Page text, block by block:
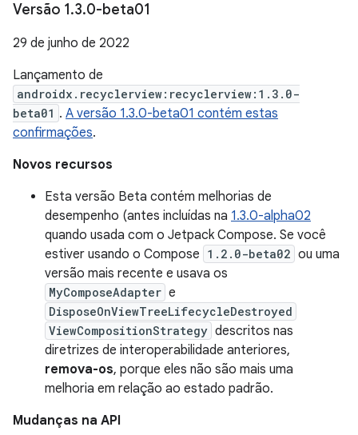
Versão 1.3.0-beta01
29 de junho de 2022
Lançamento de
androidx.recyclerview:recyclerview:1.3.0-
beta01 . A versão 1.3.0-beta01 contém estas
confirmações.
Novos recursos
Esta versão Beta contém melhorias de
desempenho (antes incluídas na 1.3.0-alpha02
quando usada com o Jetpack Compose. Se você
estiver usando o Compose 1.2.0-beta02 ou uma
versão mais recente e usava os
MyComposeAdapter e
DisposeOnViewTreeLifecycleDestroyed
ViewCompositionStrategy descritos nas
diretrizes de interoperabilidade anteriores,
remova-os, porque eles não são mais uma
melhoria em relação ao estado padrão.
Mudanças na API